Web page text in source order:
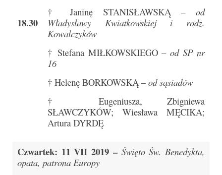
Sakrament pojednania
Sakrament małżeństwa
Sakrament kapłaństwa
Sakrament namaszczenia chorych
Galerie 2026
Niedziela Palmowa 29.03.2026
Wielki Czwartek 02.04.2026
Wielki Piątek 03.04.2026
18.30
† Janinę STANISŁAWSKĄ – od
Władysławy Kwiatkowskiej i rodz.
Kowalczyków
† Stefana MIŁKOWSKIEGO –od SP nr
16
† Helenę BORKOWSKĄ –od sąsiadów
† Eugeniusza, Zbigniewa
SŁAWCZYKÓW; Wiesława MĘCIKA;
Artura DYRDĘ
Czwartek: 11 VII 2019 – Święto Św. Benedykta,
opata, patrona Europy